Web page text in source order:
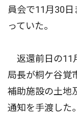
員会で11月30
っていた。
返還前日の11
局長が桐ケ谷覚
補助施設の土地
通知を手渡した。